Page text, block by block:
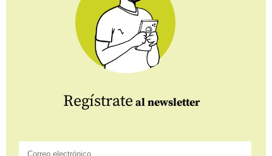
Regístrate al newsletter